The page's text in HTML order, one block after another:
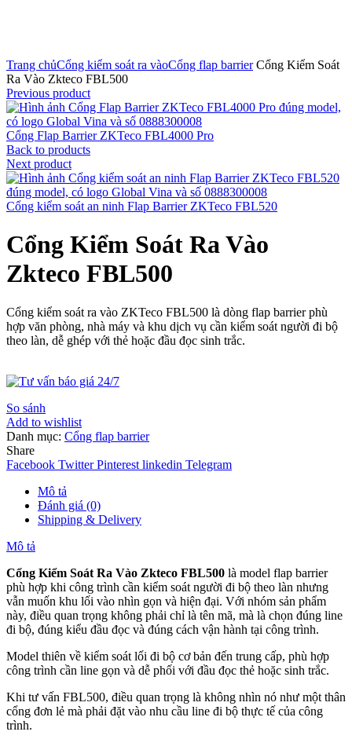
Trang chủCổng kiểm soát ra vàoCổng flap barrierCổng Kiểm Soát
Ra Vào Zkteco FBL500
Previous product
Cổng Flap Barrier ZKTeco FBL4000 Pro
Back to products
Next product
Cổng kiểm soát an ninh Flap Barrier ZKTeco FBL520
Cổng Kiểm Soát Ra Vào
Zkteco FBL500
Cổng kiểm soát ra vào ZKTeco FBL500 là dòng flap barrier phù
hợp văn phòng, nhà máy và khu dịch vụ cần kiểm soát người đi bộ
theo làn, dễ ghép với thẻ hoặc đầu đọc sinh trắc.
So sánh
Add to wishlist
Danh mục: Cổng flap barrier
Share
Facebook Twitter Pinterest linkedin Telegram
Mô tả
Đánh giá (0)
Shipping & Delivery
Mô tả
Cổng Kiểm Soát Ra Vào Zkteco FBL500 là model flap barrier
phù hợp khi công trình cần kiểm soát người đi bộ theo làn nhưng
vẫn muốn khu lối vào nhìn gọn và hiện đại. Với nhóm sản phẩm
này, điều quan trọng không phải chỉ là tên mã, mà là chọn đúng line
đi bộ, đúng kiểu đầu đọc và đúng cách vận hành tại công trình.
Model thiên về kiểm soát lối đi bộ cơ bản đến trung cấp, phù hợp
công trình cần line gọn và dễ phối với đầu đọc thẻ hoặc sinh trắc.
Khi tư vấn FBL500, điều quan trọng là không nhìn nó như một thân
cổng đơn lẻ mà phải đặt vào nhu cầu line đi bộ thực tế của công
trình.